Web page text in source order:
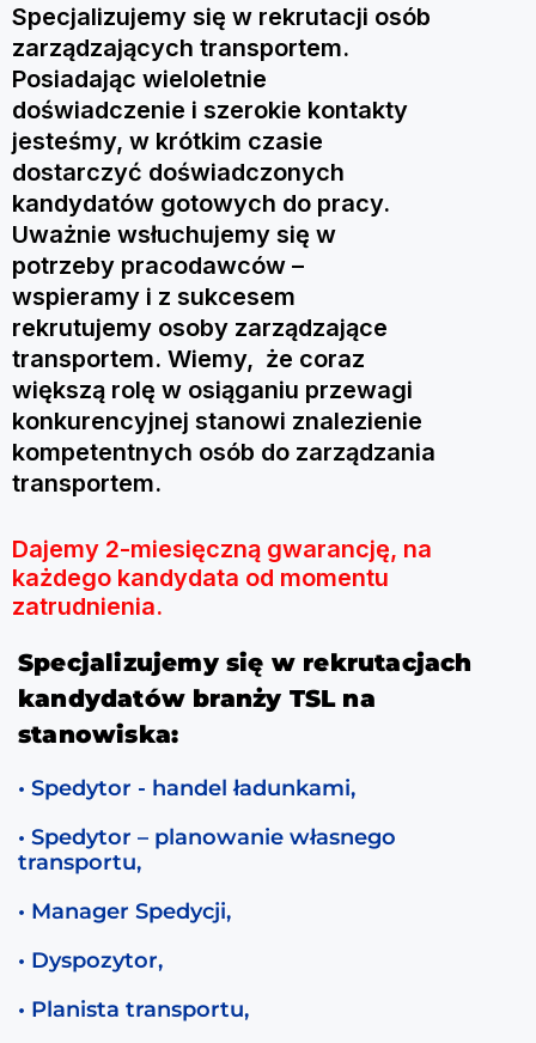
Specjalizujemy się w rekrutacji osób
zarządzających transportem.
Posiadając wieloletnie
doświadczenie i szerokie kontakty
jesteśmy, w krótkim czasie
dostarczyć doświadczonych
kandydatów gotowych do pracy.
Uważnie wsłuchujemy się w
potrzeby pracodawców –
wspieramy i z sukcesem
rekrutujemy osoby zarządzające
transportem. Wiemy, że coraz
większą rolę w osiąganiu przewagi
konkurencyjnej stanowi znalezienie
kompetentnych osób do zarządzania
transportem.
Dajemy 2-miesięczną gwarancję, na
każdego kandydata od momentu
zatrudnienia.
Specjalizujemy się w rekrutacjach
kandydatów branży TSL na
stanowiska:
• Spedytor - handel ładunkami,
• Spedytor – planowanie własnego
transportu,
• Manager Spedycji,
• Dyspozytor,
• Planista transportu,